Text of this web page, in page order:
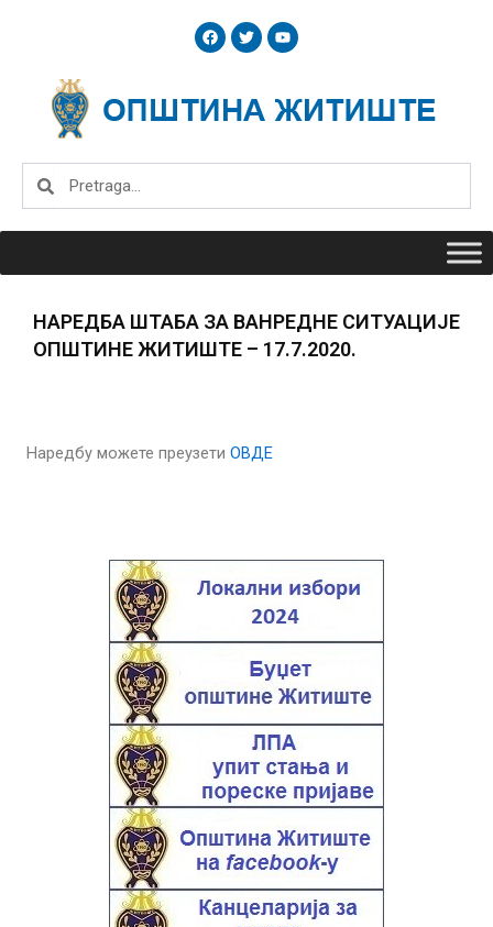
F
a
c
o
o
T
w
i
e
r
Y
o
u
b
e
Search
НАРЕДБА ШТАБА ЗА ВАНРЕДНЕ СИТУАЦИЈЕ
ОПШТИНЕ ЖИТИШТЕ – 17.7.2020.
Наредбу можете преузети ОВДЕ